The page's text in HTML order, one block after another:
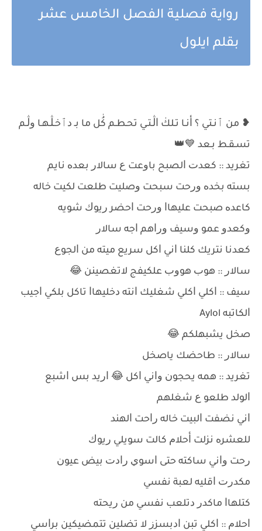
رواية فصلية الفصل الخامس عشر
بقلم ايلول
❥ ﻣﻦ ﭐﻧـﺘﻲ ؟ ﺃﻧـﺎ ﺗـﻠﻚٰ ﺍڷـﺘـﻲ ﺗﺤـﻄـﻢ ﻛُٰﻞ ﻣﺎ ﺑـ ﺩﭐﺧـڷـﻬـﺎ ﻭڷـﻢ
ﺗﺴـﻘـﻂ ﺑـﻌﺪ 💙👑
ﺗﻐﺮﻳﺪ :: ﻛﻌﺪﺕ ﺍﻟﺼﺒﺢ ﺑﺎﻭﻋﺖ ﻉ ﺳﺎﻻﺭ ﺑﻌﺪﻩ ﻧﺎﻳﻢ
ﺑﺴﺘﻪ ﺑﺨﺪﻩ ﻭﺭﺣﺖ ﺳﺒﺤﺖ ﻭﺻﻠﻴﺖ ﻃﻠﻌﺖ ﻟﻜﻴﺖ ﺧﺎﻟﻪ
ﻛﺎﻋﺪﻩ ﺻﺒﺤﺖ ﻋﻠﻴﻬﺎﺍ ﻭﺭﺣﺖ ﺍﺣﻀﺮ ﺭﻳﻮﻙ ﺷﻮﻳﻪ
ﻭﻛﻌﺪﻭ ﻋﻤﻮ ﻭﺳﻴﻒ ﻭﺭﺍﻫﻢ ﺍﺟﻪ ﺳﺎﻻﺭ
ﻛﻌﺪﻧﺎ ﻧﺘﺮﻳﻚ ﻛﻠﻨﺎ ﺍﻧﻲ ﺍﻛﻞ ﺳﺮﻳﻊ ﻣﻴﺘﻪ ﻣﻦ ﺍﻟﺠﻮﻉ
ﺳﺎﻻﺭ :: ﻫﻮﺏ ﻫﻮﻭﺏ ﻋﻠﻜﻴﻔﺞ ﻻﺗﻐﺼﻴﻨﻦ 😂
ﺳﻴﻒ :: ﺍﻛﻠﻲ ﺍﻛﻠﻲ ﺷﻐﻠﻴﻚ ﺍﻧﺘﻪ ﺩﺧﻠﻴﻬﺎﺍ ﺗﺎﻛﻞ ﺑﻠﻜﻲ ﺍﺟﻴﺐ
ﺍﻟﻜﺎﺗﺒﻪ Aylol
ﺻﺨﻞ ﻳﺸﺒﻬﻠﻜﻢ 😂
ﺳﺎﻻﺭ :: ﻃﺎﺣﻀﻚ ﻳﺎﺻﺨﻞ
ﺗﻐﺮﻳﺪ :: ﻫﻤﻪ ﻳﺤﺠﻮﻥ ﻭﺍﻧﻲ ﺍﻛﻞ 😂 ﺍﺭﻳﺪ ﺑﺲ ﺍﺷﺒﻊ
ﺍﻟﻮﻟﺪ ﻃﻠﻌﻮ ﻉ ﺷﻐﻠﻬﻢ
ﺍﻧﻲ ﻧﻀﻔﺖ ﺍﻟﺒﻴﺖ ﺧﺎﻟﻪ ﺭﺍﺣﺖ ﺍﻟﻬﻨﺪ
ﻟﻠﻌﺸﺮﻩ ﻧﺰﻟﺖ ﺃﺣﻼﻡ ﻛﺎﻟﺖ ﺳﻮﻳﻠﻲ ﺭﻳﻮﻙ
ﺭﺣﺖ ﻭﺍﻧﻲ ﺳﺎﻛﺘﻪ ﺣﺘﻰ ﺍﺳﻮﻱ ﺭﺍﺩﺕ ﺑﻴﺾ ﻋﻴﻮﻥ
ﻣﻜﺪﺭﺕ ﺍﻗﻠﻴﻪ ﻟﻌﺒﺔ ﻧﻔﺴﻲ
ﻛﺘﻠﻬﺎﺍ ﻣﺎﻛﺪﺭ ﺩﺗﻠﻌﺐ ﻧﻔﺴﻲ ﻣﻦ ﺭﻳﺤﺘﻪ
ﺍﺣﻼﻡ :: ﺍﻛﻠﻲ ﺗﺒﻦ ﺍﺩﺑﺴﺰﺯ ﻻ ﺗﻀﻠﻴﻦ ﺗﺘﻤﻀﻴﻜﻴﻦ ﺑﺮﺍﺳﻲ